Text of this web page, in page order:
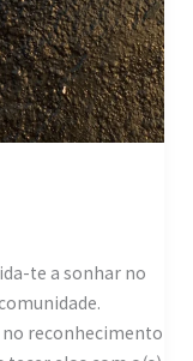
te a sonhar no
no reconhecimento